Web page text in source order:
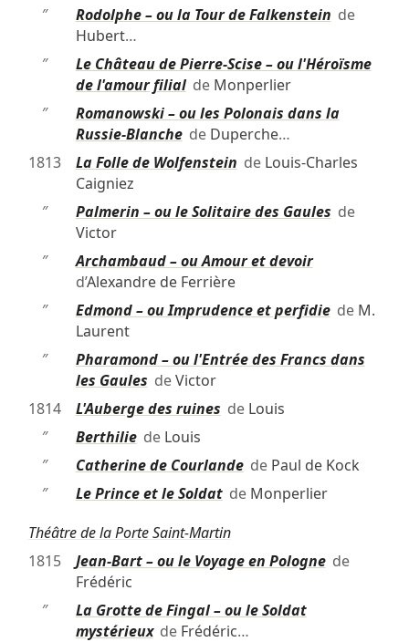
″
Rodolphe – ou la Tour de Falkenstein de
Hubert…
″
Le Château de Pierre-Scise – ou l'Héroïsme
de l'amour filialde Monperlier
″
Romanowski – ou les Polonais dans la
Russie-Blanchede Duperche…
1813
La Folle de Wolfenstein de Louis-Charles
Caigniez
″
Palmerin – ou le Solitaire des Gaules de
Victor
″
Archambaud – ou Amour et devoir
d’Alexandre de Ferrière
″
Edmond – ou Imprudence et perfidiede M.
Laurent
″
Pharamond – ou l'Entrée des Francs dans
les Gaules deVictor
1814
L'Auberge des ruines de Louis
″
Berthiliede Louis
″
Catherine de Courlandede Paul de Kock
″
Le Prince et le Soldatde Monperlier
Théâtre de la Porte Saint-Martin
1815
Jean-Bart – ou le Voyage en Polognede
Frédéric
″
La Grotte de Fingal – ou le Soldat
mystérieuxde Frédéric…